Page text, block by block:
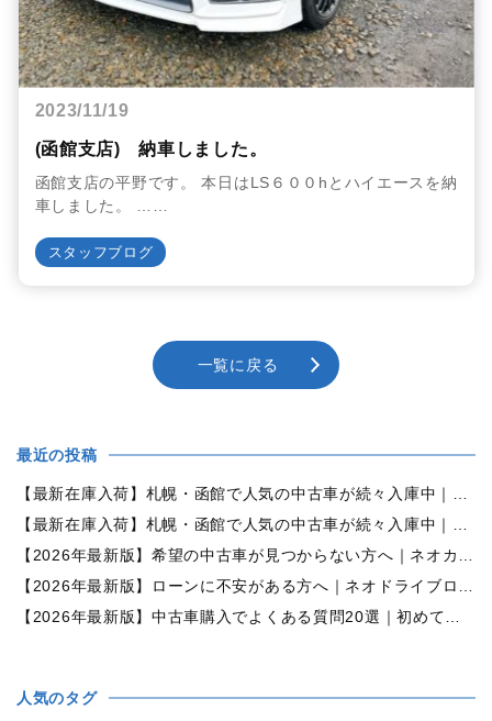
2023/11/19
(函館支店) 納車しました。
函館支店の平野です。 本日はLS６００hとハイエースを納
車しました。 ……
スタッフブログ
一覧に戻る
最近の投稿
人気のタグ